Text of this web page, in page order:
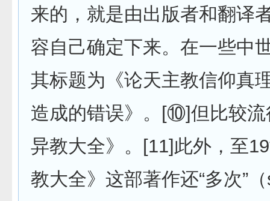
来的，就是由出版者和翻译
容自己确定下来。在一些中
其标题为《论天主教信仰真
造成的错误》。[⑩]但比较流
异教大全》。[11]此外，至
教大全》这部著作还“多次”